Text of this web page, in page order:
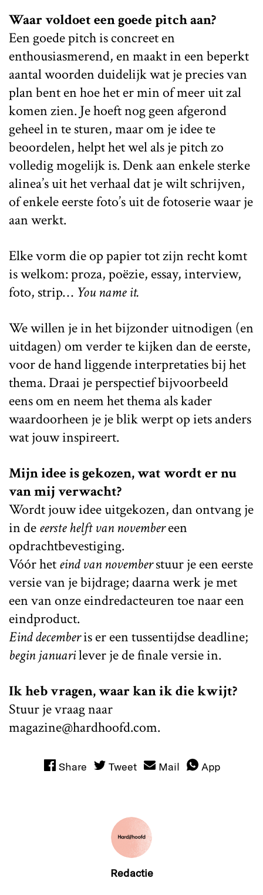
Waar voldoet een goede pitch aan?
Een goede pitch is concreet en
enthousiasmerend, en maakt in een beperkt
aantal woorden duidelijk wat je precies van
plan bent en hoe het er min of meer uit zal
komen zien. Je hoeft nog geen afgerond
geheel in te sturen, maar om je idee te
beoordelen, helpt het wel als je pitch zo
volledig mogelijk is. Denk aan enkele sterke
alinea’s uit het verhaal dat je wilt schrijven,
of enkele eerste foto’s uit de fotoserie waar je
aan werkt.
Elke vorm die op papier tot zijn recht komt
is welkom: proza, poëzie, essay, interview,
foto, strip… You name it.
We willen je in het bijzonder uitnodigen (en
uitdagen) om verder te kijken dan de eerste,
voor de hand liggende interpretaties bij het
thema. Draai je perspectief bijvoorbeeld
eens om en neem het thema als kader
waardoorheen je je blik werpt op iets anders
wat jouw inspireert.
Mijn idee is gekozen, wat wordt er nu
van mij verwacht?
Wordt jouw idee uitgekozen, dan ontvang je
in deeerste helft van novembereen
opdrachtbevestiging.
Vóór heteind van novemberstuur je een eerste
versie van je bijdrage; daarna werk je met
een van onze eindredacteuren toe naar een
eindproduct.
Eind decemberis er een tussentijdse deadline;
begin januarilever je de finale versie in.
Ik heb vragen, waar kan ik die kwijt?
Stuur je vraag naar
magazine@hardhoofd.com.
Share Tweet Mail App
Redactie